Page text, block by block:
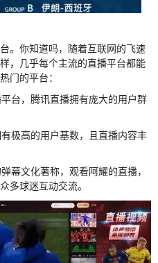
。你知道吗，随着互联网的飞速
，几乎每个主流的直播平台都能
门的平台：
台，腾讯直播拥有庞大的用户群
极高的用户基数，且直播内容丰
幕文化著称，观看阿耀的直播，
多球迷互动交流。